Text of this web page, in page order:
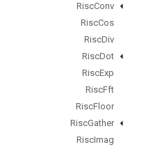
RiscConv
RiscCos
RiscDiv
RiscDot
RiscExp
RiscFft
RiscFloor
RiscGather
RiscImag